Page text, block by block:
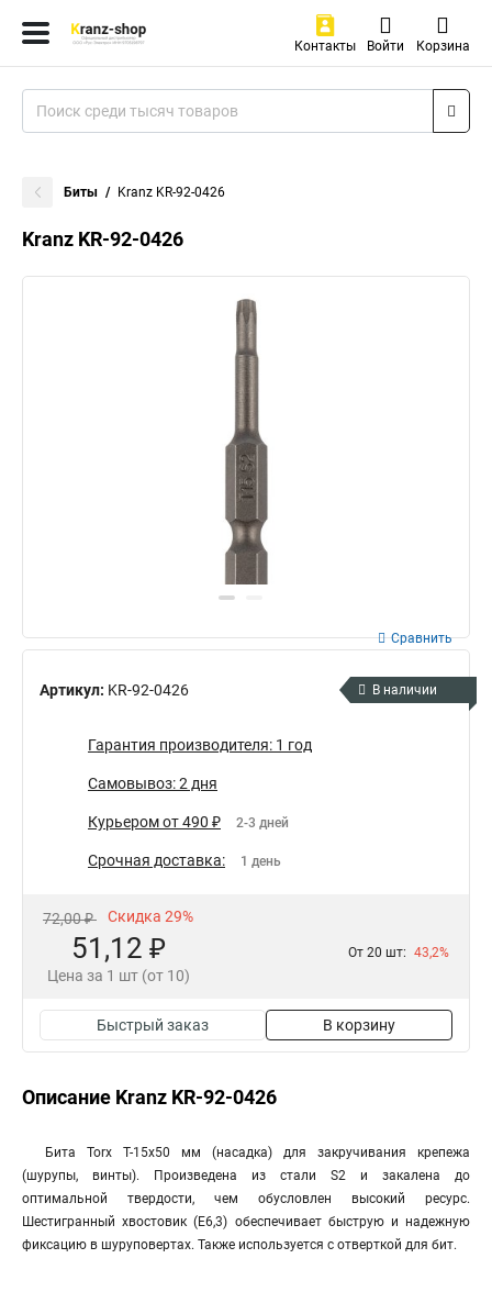
Контакты Войти Корзина
Биты Kranz KR-92-0426
Kranz KR-92-0426
Артикул: KR-92-0426
Сравнить
В наличии
Гарантия производителя: 1 год
Самовывоз: 2 дня
Курьером от 490 ₽ 2-3 дней
Срочная доставка: 1 день
72,00 ₽ Скидка 29%
51,12 ₽
Цена за 1 шт (от 10)
От 20 шт: 43,2%
Быстрый заказ В корзину
Описание Kranz KR-92-0426
Бита Torx T-15х50 мм (насадка) для закручивания крепежа
(шурупы, винты). Произведена из стали S2 и закалена до
оптимальной твердости, чем обусловлен высокий ресурс.
Шестигранный хвостовик (Е6,3) обеспечивает быструю и надежную
фиксацию в шуруповертах. Также используется с отверткой для бит.